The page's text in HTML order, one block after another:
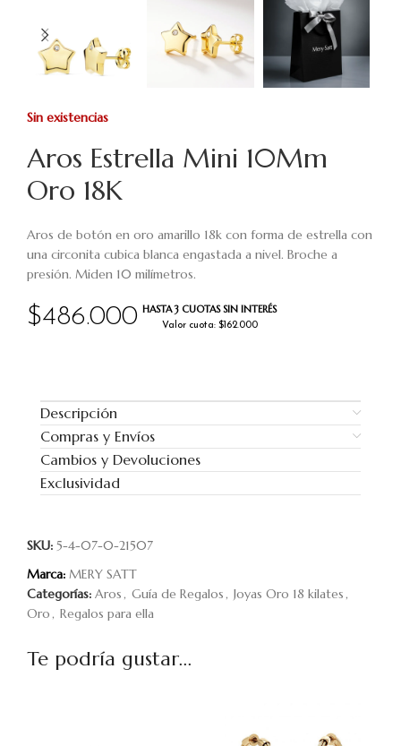
Aros Estrella Mini 10Mm
Oro 18K
$486.000 HASTA 3 CUOTAS SIN INTERÉS
Valor cuota: $162.000
Aros de botón en oro amarillo 18k con forma de estrella con
una circonita cubica blanca engastada a nivel. Broche a
presión. Miden 10 milímetros.
Sin existencias
Descripción
Compras y Envíos
Cambios y Devoluciones
Exclusividad
SKU: 5-4-07-0-21507
Categorías: Aros, Guía de Regalos, Joyas Oro 18 kilates,
Oro, Regalos para ella
Marca: MERY SATT
Te podría gustar...